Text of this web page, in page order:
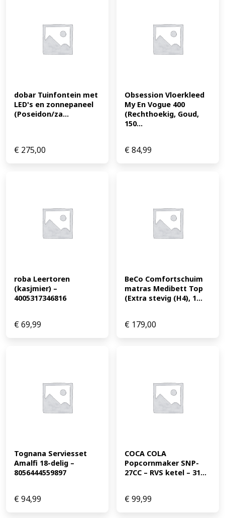
dobar Tuinfontein met
LED's en zonnepaneel
(Poseidon/za...
€ 275,00
Obsession Vloerkleed
My En Vogue 400
(Rechthoekig, Goud,
150...
€84,99
roba Leertoren
(kasjmier) –
4005317346816
€69,99
BeCo Comfortschuim
matras Medibett Top
(Extra stevig (H4), 1...
€ 179,00
Tognana Serviesset
Amalfi 18-delig –
8056444559897
€94,99
COCA COLA
Popcornmaker SNP-
27CC – RVS ketel – 31...
€99,99